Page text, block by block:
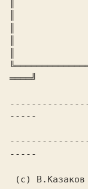
║
════╝
-----
-----